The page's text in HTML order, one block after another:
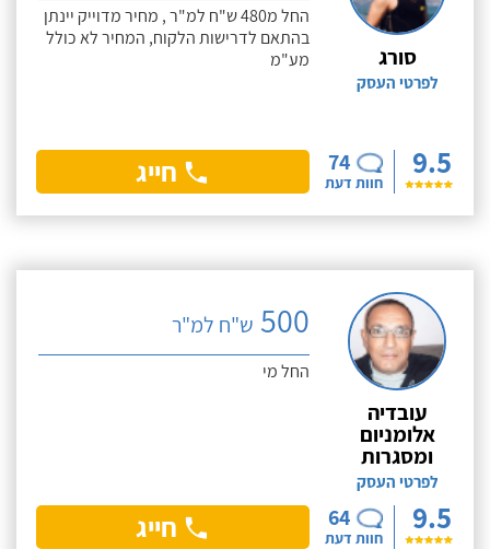
סורג
לפרטי העסק
9.5
74
חוות דעת
החל מ480 ש"ח למ"ר , מחיר מדוייק יינתן
בהתאם לדרישות הלקוח, המחיר לא כולל
מע"מ
חייג
עובדיה
אלומניום
ומסגרות
לפרטי העסק
9.5
64
חוות דעת
500 ש"ח למ"ר
החל מי
חייג